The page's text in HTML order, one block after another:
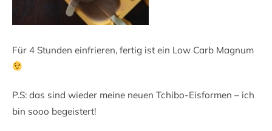
Für 4 Stunden einfrieren, fertig ist ein Low Carb Magnum
P.S: das sind wieder meine neuen Tchibo-Eisformen – ich
bin sooo begeistert!